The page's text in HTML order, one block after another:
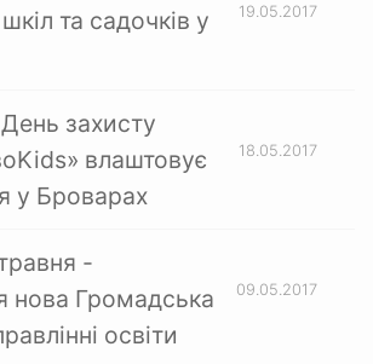
та садочків у
19.05.2017
захисту
влаштовує
у Броварах
18.05.2017
-
нова Громадська
освіти
09.05.2017